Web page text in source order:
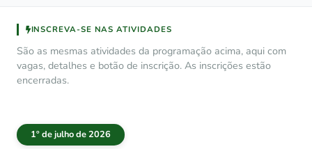
INSCREVA-SE NAS ATIVIDADES
São as mesmas atividades da programação acima, aqui com
vagas, detalhes e botão de inscrição. As inscrições estão
encerradas.
1º de julho de 2026